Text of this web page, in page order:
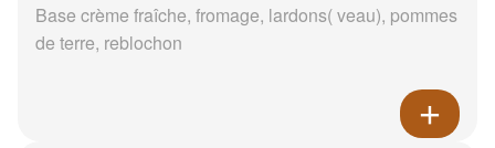
Base crème fraîche, fromage, lardons( veau), pommes
de terre, reblochon